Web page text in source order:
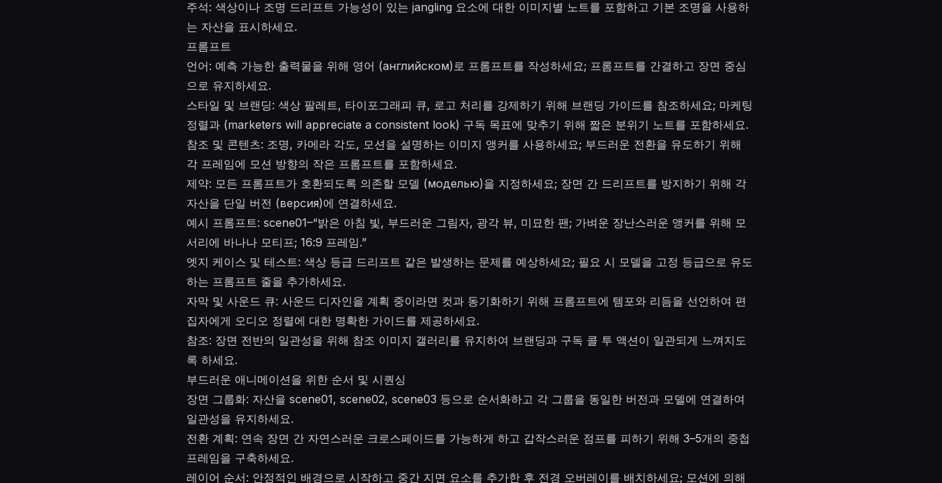
주석: 색상이나 조명 드리프트 가능성이 있는 jangling 요소에 대한 이미지별 노트를 포함하고 기본 조명을 사용하
는 자산을 표시하세요.
프롬프트
언어: 예측 가능한 출력물을 위해 영어 (английском)로 프롬프트를 작성하세요; 프롬프트를 간결하고 장면 중심
으로 유지하세요.
스타일 및 브랜딩: 색상 팔레트, 타이포그래피 큐, 로고 처리를 강제하기 위해 브랜딩 가이드를 참조하세요; 마케팅
정렬과 (marketers will appreciate a consistent look) 구독 목표에 맞추기 위해 짧은 분위기 노트를 포함하세요.
참조 및 콘텐츠: 조명, 카메라 각도, 모션을 설명하는 이미지 앵커를 사용하세요; 부드러운 전환을 유도하기 위해
각 프레임에 모션 방향의 작은 프롬프트를 포함하세요.
제약: 모든 프롬프트가 호환되도록 의존할 모델 (моделью)을 지정하세요; 장면 간 드리프트를 방지하기 위해 각
자산을 단일 버전 (версия)에 연결하세요.
예시 프롬프트: scene01–“밝은 아침 빛, 부드러운 그림자, 광각 뷰, 미묘한 팬; 가벼운 장난스러운 앵커를 위해 모
서리에 바나나 모티프; 16:9 프레임.”
엣지 케이스 및 테스트: 색상 등급 드리프트 같은 발생하는 문제를 예상하세요; 필요 시 모델을 고정 등급으로 유도
하는 프롬프트 줄을 추가하세요.
자막 및 사운드 큐: 사운드 디자인을 계획 중이라면 컷과 동기화하기 위해 프롬프트에 템포와 리듬을 선언하여 편
집자에게 오디오 정렬에 대한 명확한 가이드를 제공하세요.
참조: 장면 전반의 일관성을 위해 참조 이미지 갤러리를 유지하여 브랜딩과 구독 콜 투 액션이 일관되게 느껴지도
록 하세요.
부드러운 애니메이션을 위한 순서 및 시퀀싱
장면 그룹화: 자산을 scene01, scene02, scene03 등으로 순서화하고 각 그룹을 동일한 버전과 모델에 연결하여
일관성을 유지하세요.
전환 계획: 연속 장면 간 자연스러운 크로스페이드를 가능하게 하고 갑작스러운 점프를 피하기 위해 3–5개의 중첩
프레임을 구축하세요.
레이어 순서: 안정적인 배경으로 시작하고 중간 지면 요소를 추가한 후 전경 오버레이를 배치하세요; 모션에 의해